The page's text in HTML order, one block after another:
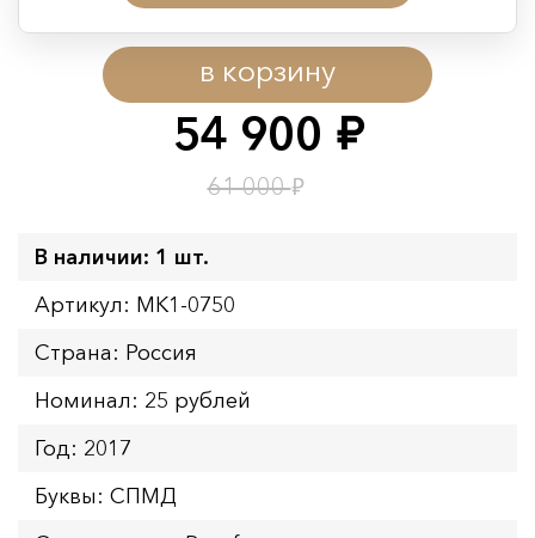
54 900 руб.
61 000₽
в корзину
Период действия акции:
Начало:
08.08.2026 00:01
Окончание:
09.08.2026 23:59
Время до окончания:
В наличии: 1 шт.
Артикул: MK1-0750
Страна: Россия
Номинал: 25 рублей
Год: 2017
Буквы: СПМД